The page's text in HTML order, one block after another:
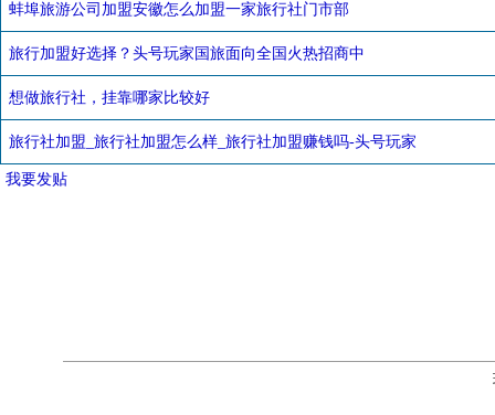
蚌埠旅游公司加盟安徽怎么加盟一家旅行社门市部
旅行加盟好选择？头号玩家国旅面向全国火热招商中
想做旅行社，挂靠哪家比较好
旅行社加盟_旅行社加盟怎么样_旅行社加盟赚钱吗-头号玩家
我要发贴